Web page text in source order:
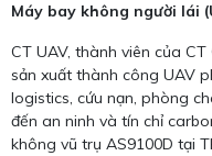
Máy bay không người lái
CT UAV, thành viên của
sản xuất thành công UAV
logistics, cứu nạn, phòng
đến an ninh và tín chỉ
không vũ trụ AS9100D tại